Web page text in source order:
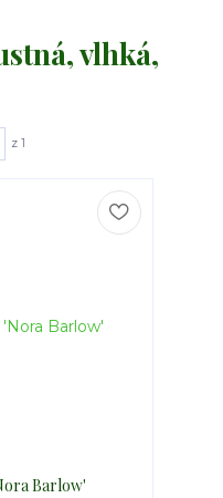
vlhká,
z 1
Barlow'